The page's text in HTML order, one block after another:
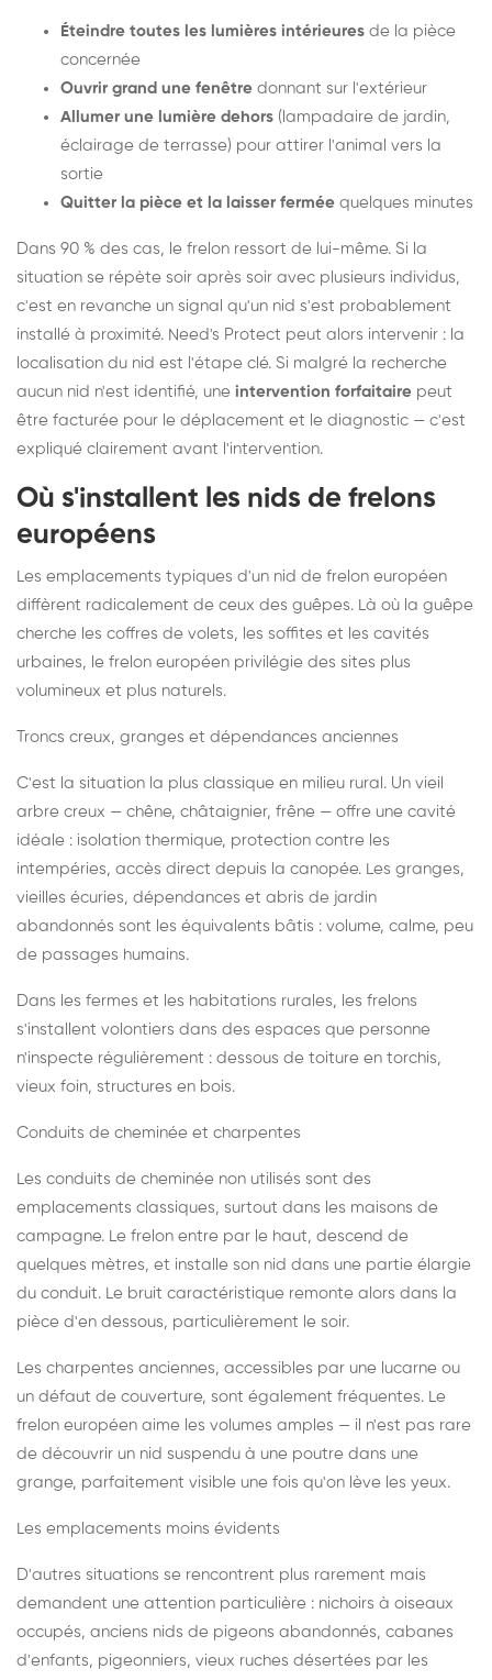
Éteindre toutes les lumières intérieures de la pièce
concernée
Ouvrir grand une fenêtre donnant sur l'extérieur
Allumer une lumière dehors (lampadaire de jardin,
éclairage de terrasse) pour attirer l'animal vers la
sortie
Quitter la pièce et la laisser fermée quelques minutes
Dans 90 % des cas, le frelon ressort de lui-même. Si la
situation se répète soir après soir avec plusieurs individus,
c'est en revanche un signal qu'un nid s'est probablement
installé à proximité. Need's Protect peut alors intervenir : la
localisation du nid est l'étape clé. Si malgré la recherche
aucun nid n'est identifié, une intervention forfaitaire peut
être facturée pour le déplacement et le diagnostic — c'est
expliqué clairement avant l'intervention.
Où s'installent les nids de frelons
européens
Les emplacements typiques d'un nid de frelon européen
diffèrent radicalement de ceux des guêpes. Là où la guêpe
cherche les coffres de volets, les soffites et les cavités
urbaines, le frelon européen privilégie des sites plus
volumineux et plus naturels.
Troncs creux, granges et dépendances anciennes
C'est la situation la plus classique en milieu rural. Un vieil
arbre creux — chêne, châtaignier, frêne — offre une cavité
idéale : isolation thermique, protection contre les
intempéries, accès direct depuis la canopée. Les granges,
vieilles écuries, dépendances et abris de jardin
abandonnés sont les équivalents bâtis : volume, calme, peu
de passages humains.
Dans les fermes et les habitations rurales, les frelons
s'installent volontiers dans des espaces que personne
n'inspecte régulièrement : dessous de toiture en torchis,
vieux foin, structures en bois.
Conduits de cheminée et charpentes
Les conduits de cheminée non utilisés sont des
emplacements classiques, surtout dans les maisons de
campagne. Le frelon entre par le haut, descend de
quelques mètres, et installe son nid dans une partie élargie
du conduit. Le bruit caractéristique remonte alors dans la
pièce d'en dessous, particulièrement le soir.
Les charpentes anciennes, accessibles par une lucarne ou
un défaut de couverture, sont également fréquentes. Le
frelon européen aime les volumes amples — il n'est pas rare
de découvrir un nid suspendu à une poutre dans une
grange, parfaitement visible une fois qu'on lève les yeux.
Les emplacements moins évidents
D'autres situations se rencontrent plus rarement mais
demandent une attention particulière : nichoirs à oiseaux
occupés, anciens nids de pigeons abandonnés, cabanes
d'enfants, pigeonniers, vieux ruches désertées par les